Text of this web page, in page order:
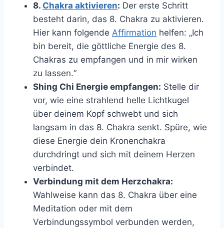
8. Chakra aktivieren: Der erste Schritt
besteht darin, das 8. Chakra zu aktivieren.
Hier kann folgende Affirmation helfen: „Ich
bin bereit, die göttliche Energie des 8.
Chakras zu empfangen und in mir wirken
zu lassen.“
Shing Chi Energie empfangen: Stelle dir
vor, wie eine strahlend helle Lichtkugel
über deinem Kopf schwebt und sich
langsam in das 8. Chakra senkt. Spüre, wie
diese Energie dein Kronenchakra
durchdringt und sich mit deinem Herzen
verbindet.
Verbindung mit dem Herzchakra:
Wahlweise kann das 8. Chakra über eine
Meditation oder mit dem
Verbindungssymbol verbunden werden,